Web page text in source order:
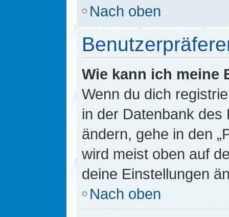
Nach oben
Wie kann ich meine
Wenn du dich
in der Datenbank
ändern, gehe in den
wird meist oben auf
deine Einstellungen
Nach oben